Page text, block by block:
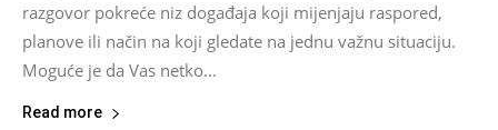
razgovor pokreće niz događaja koji mijenjaju raspored,
planove ili način na koji gledate na jednu važnu situaciju.
Moguće je da Vas netko...
Read more